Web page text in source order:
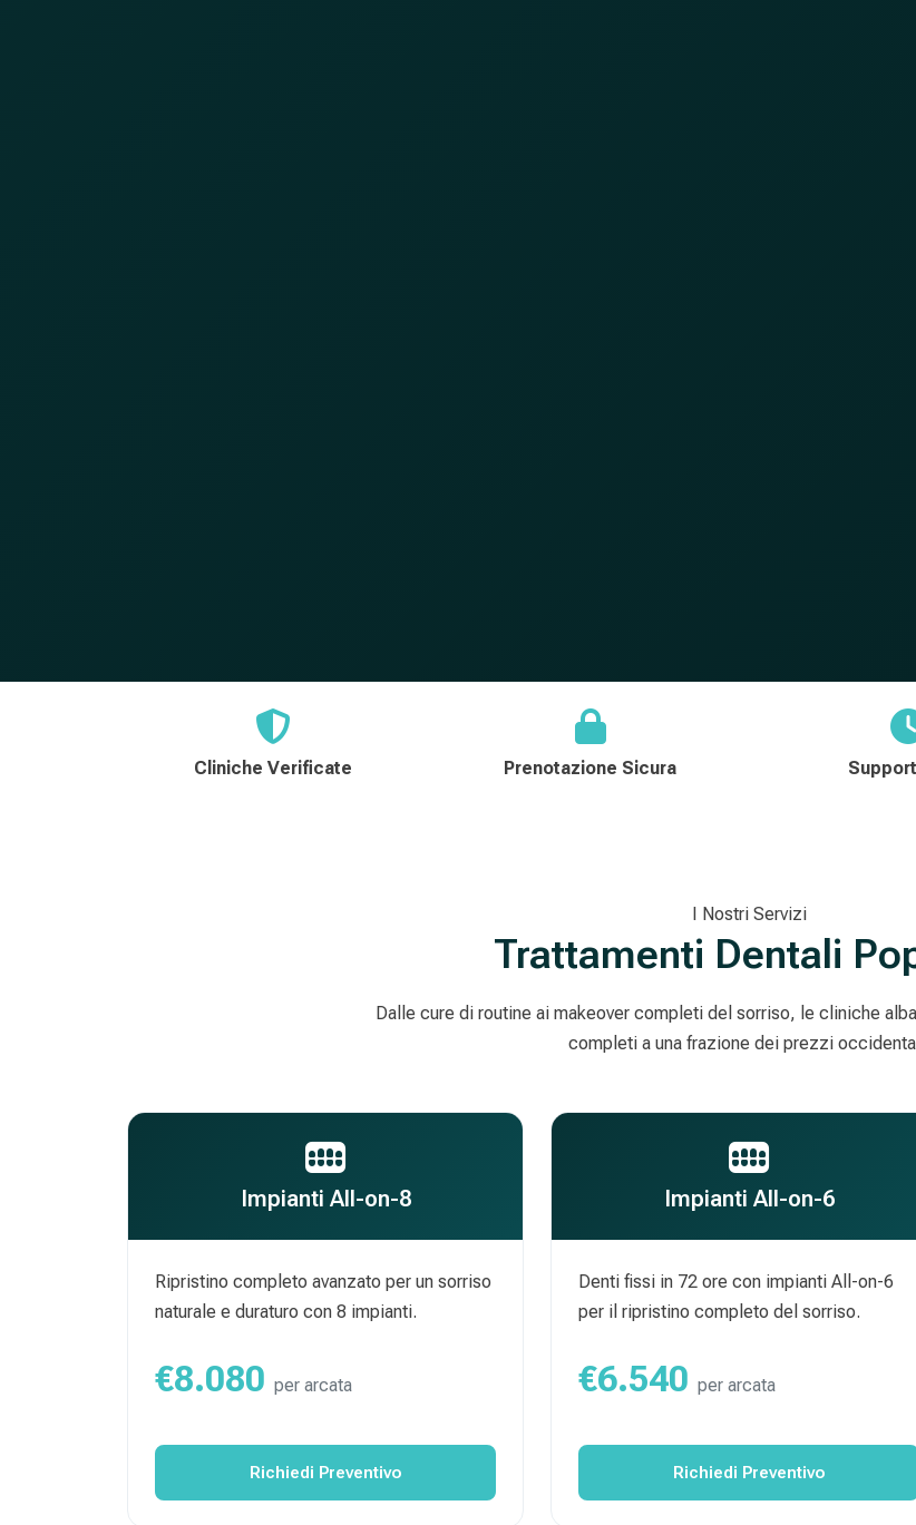
Cliniche Verificate Prenotazione Sicura
I Nostri Servizi
Trattamenti Dentali
Dalle cure di routine ai makeover completi del sorriso, le cliniche
completi a una frazione dei prezzi
Impianti All-on-8
Ripristino completo avanzato per un sorriso
naturale e duraturo con 8 impianti.
€8.080 per arcata
Richiedi Preventivo
Impianti All-on-6
Denti fissi in 72 ore con impianti All-on-6
per il ripristino completo del sorriso.
€6.540 per arcata
Richiedi Preventivo